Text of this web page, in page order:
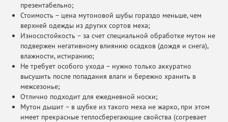
презентабельно;
Стоимость – цена мутоновой шубы гораздо меньше, чем
верхней одежды из других сортов меха;
Износостойкость – за счет специальной обработке мутон не
подвержен негативному влиянию осадков (дождя и снега),
влажности, истиранию;
Не требует особого ухода – нужно только аккуратно
высушить после попадания влаги и бережно хранить в
межсезонье;
Отлично подходит для ежедневной носки;
Мутон дышит – в шубке из такого меха не жарко, при этом
имеет прекрасные теплосберегающие свойства (согревает